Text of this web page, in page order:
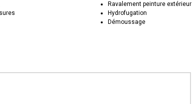
Ravalement peinture extérieur
Hydrofugation
Démoussage